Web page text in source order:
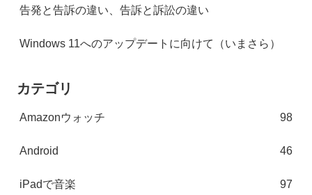
告発と告訴の違い、告訴と訴訟の違い
Windows 11へのアップデートに向けて（いまさら）
カテゴリ
Amazonウォッチ 98
Android 46
iPadで音楽 97